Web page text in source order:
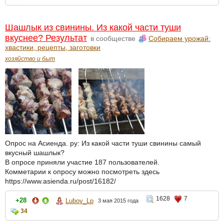
Шашлык из свинины. Из какой части туши
вкуснее? Результат в сообществе
Собираем урожай:
хвастики, рецепты, заготовки
хозяйство и быт
Опрос на Асиенда. ру: Из какой части туши свинины самый
вкусный шашлык?
В опросе приняли участие 187 пользователей.
Комметарии к опросу можно посмотреть здесь
https://www.asienda.ru/post/16182/
+28 Lubov_Lp 3 мая 2015 года 1628
7
34